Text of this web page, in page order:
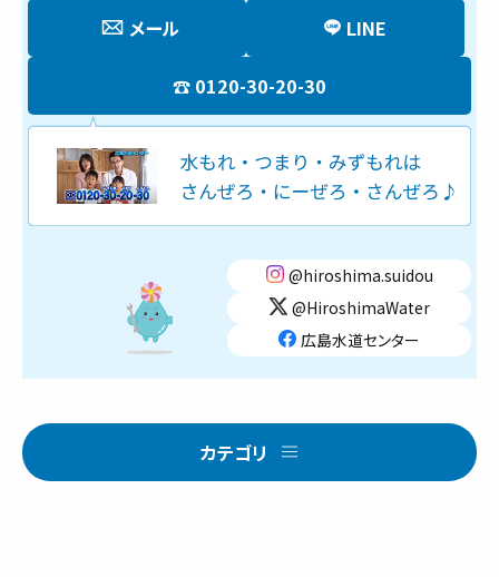
0120-30-20-30
メール LINE
@hiroshima.suidou
@HiroshimaWater
広島水道センター
カテゴリ